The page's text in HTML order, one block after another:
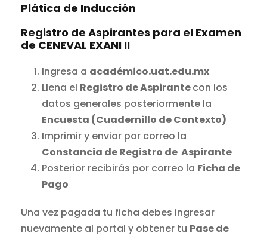
Plática de Inducción
Registro de Aspirantes para el Examen
de CENEVAL EXANI II
Ingresa a académico.uat.edu.mx
Llena el Registro de Aspirantecon los
datos generales posteriormente la
Encuesta (Cuadernillo de Contexto)
Imprimir y enviar por correo la
Constancia de Registro de Aspirante
Posterior recibirás por correo la Ficha de
Pago
Una vez pagada tu ficha debes ingresar
nuevamente al portal y obtener tu Pase de